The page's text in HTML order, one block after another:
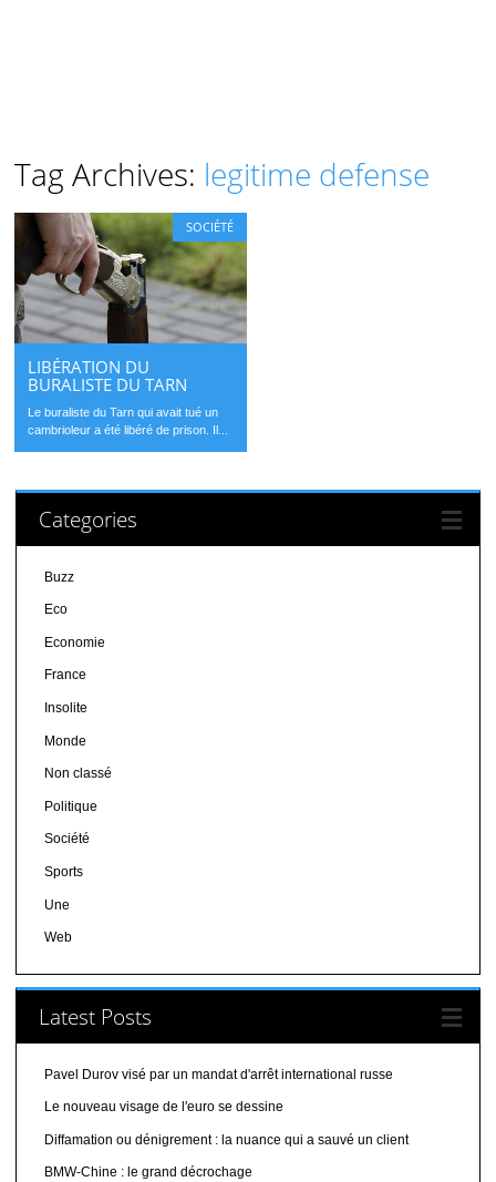
Tag Archives: legitime defense
SOCIÉTÉ
LIBÉRATION DU
BURALISTE DU TARN
Le buraliste du Tarn qui avait tué un
cambrioleur a été libéré de prison. Il...
Categories
Buzz
Eco
Economie
France
Insolite
Monde
Non classé
Politique
Société
Sports
Une
Web
Latest Posts
Pavel Durov visé par un mandat d'arrêt international russe
Le nouveau visage de l'euro se dessine
Diffamation ou dénigrement : la nuance qui a sauvé un client
BMW-Chine : le grand décrochage